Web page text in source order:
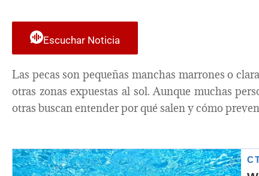
Escuchar Noticia
Las pecas son pequeñas manchas marrones o
otras zonas expuestas al sol. Aunque muchas
otras buscan entender por qué salen y cómo